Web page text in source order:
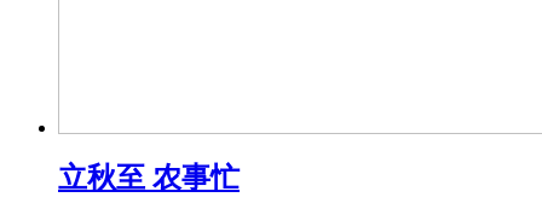
立秋至 农事忙